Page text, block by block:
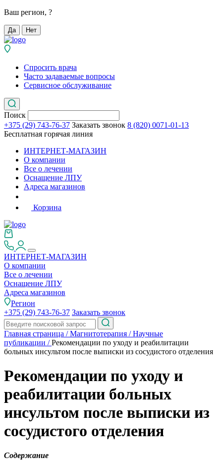
Ваш регион, ?
Да Нет
Спросить врача
Часто задаваемые вопросы
Сервисное обслуживание
Поиск
+375 (29) 743-76-37 Заказать звонок 8 (820) 0071-01-13
Бесплатная горячая линия
ИНТЕРНЕТ-МАГАЗИН
О компании
Все о лечении
Оснащение ЛПУ
Адреса магазинов
Корзина
ИНТЕРНЕТ-МАГАЗИН
О компании
Все о лечении
Оснащение ЛПУ
Адреса магазинов
Регион
+375 (29) 743-76-37 Заказать звонок
Главная страница /Магнитотерапия /Научные
публикации /Рекомендации по уходу и реабилитации
больных инсультом после выписки из сосудистого отделения
Рекомендации по уходу и
реабилитации больных
инсультом после выписки из
сосудистого отделения
Содержание